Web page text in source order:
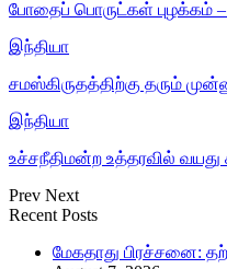
போதைப் பொருட்கள் புழக்கம் –
இந்தியா
சமஸ்கிருதத்திற்கு தரும்
இந்தியா
உச்சநீதிமன்ற உத்தரவில் வயது
Prev Next
Recent Posts
மேகதாது பிரச்சனை: